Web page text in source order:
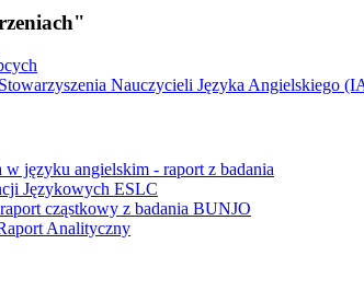
Nauczycieli Języka Angielskiego
języku angielskim - raport z badania
Językowych ESLC
cząstkowy z badania BUNJO
Analityczny